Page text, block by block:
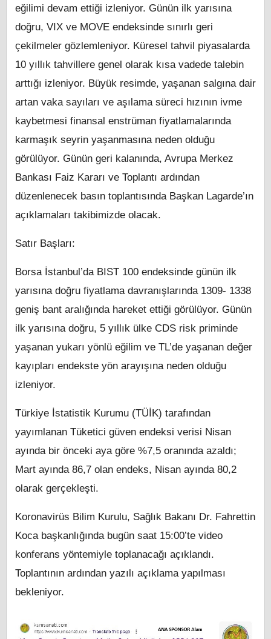
eğilimi devam ettiği izleniyor. Günün ilk yarısına
doğru, VIX ve MOVE endeksinde sınırlı geri
çekilmeler gözlemleniyor. Küresel tahvil piyasalarda
10 yıllık tahvillere genel olarak kısa vadede talebin
arttığı izleniyor. Büyük resimde, yaşanan salgına dair
artan vaka sayıları ve aşılama süreci hızının ivme
kaybetmesi finansal enstrüman fiyatlamalarında
karmaşık seyrin yaşanmasına neden olduğu
görülüyor. Günün geri kalanında, Avrupa Merkez
Bankası Faiz Kararı ve Toplantı ardından
düzenlenecek basın toplantısında Başkan Lagarde’ın
açıklamaları takibimizde olacak.
Satır Başları:
Borsa İstanbul’da BIST 100 endeksinde günün ilk
yarısına doğru fiyatlama davranışlarında 1309- 1338
geniş bant aralığında hareket ettiği görülüyor. Günün
ilk yarısına doğru, 5 yıllık ülke CDS risk priminde
yaşanan yukarı yönlü eğilim ve TL’de yaşanan değer
kayıpları endekste yön arayışına neden olduğu
izleniyor.
Türkiye İstatistik Kurumu (TÜİK) tarafından
yayımlanan Tüketici güven endeksi verisi Nisan
ayında bir önceki aya göre %7,5 oranında azaldı;
Mart ayında 86,7 olan endeks, Nisan ayında 80,2
olarak gerçekleşti.
Koronavirüs Bilim Kurulu, Sağlık Bakanı Dr. Fahrettin
Koca başkanlığında bugün saat 15:00’te video
konferans yöntemiyle toplanacağı açıklandı.
Toplantının ardından yazılı açıklama yapılması
bekleniyor.